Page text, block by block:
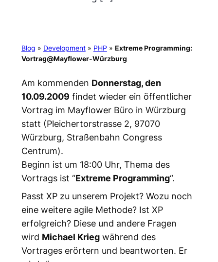
Blog » Development» PHP » Extreme Programming:
Vortrag@Mayflower-Würzburg
Am kommenden Donnerstag, den
10.09.2009 findet wieder ein öffentlicher
Vortrag im Mayflower Büro in Würzburg
statt (Pleichertorstrasse 2, 97070
Würzburg, Straßenbahn Congress
Centrum).
Beginn ist um 18:00 Uhr, Thema des
Vortrags ist “Extreme Programming“.
Passt XP zu unserem Projekt? Wozu noch
eine weitere agile Methode? Ist XP
erfolgreich? Diese und andere Fragen
wird Michael Kriegwährend des
Vortrages erörtern und beantworten. Er